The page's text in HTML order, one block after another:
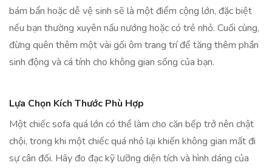
bám bẩn hoặc dễ vệ sinh sẽ là một điểm cộng lớn, đặc biệt
nếu bạn thường xuyên nấu nướng hoặc có trẻ nhỏ. Cuối cùng,
đừng quên thêm một vài gối ôm trang trí để tăng thêm phần
sinh động và cá tính cho không gian sống của bạn.
Lựa Chọn Kích Thước Phù Hợp
Một chiếc sofa quá lớn có thể làm cho căn bếp trở nên chật
chội, trong khi một chiếc quá nhỏ lại khiến không gian mất đi
sự cân đối. Hãy đo đạc kỹ lưỡng diện tích và hình dáng của